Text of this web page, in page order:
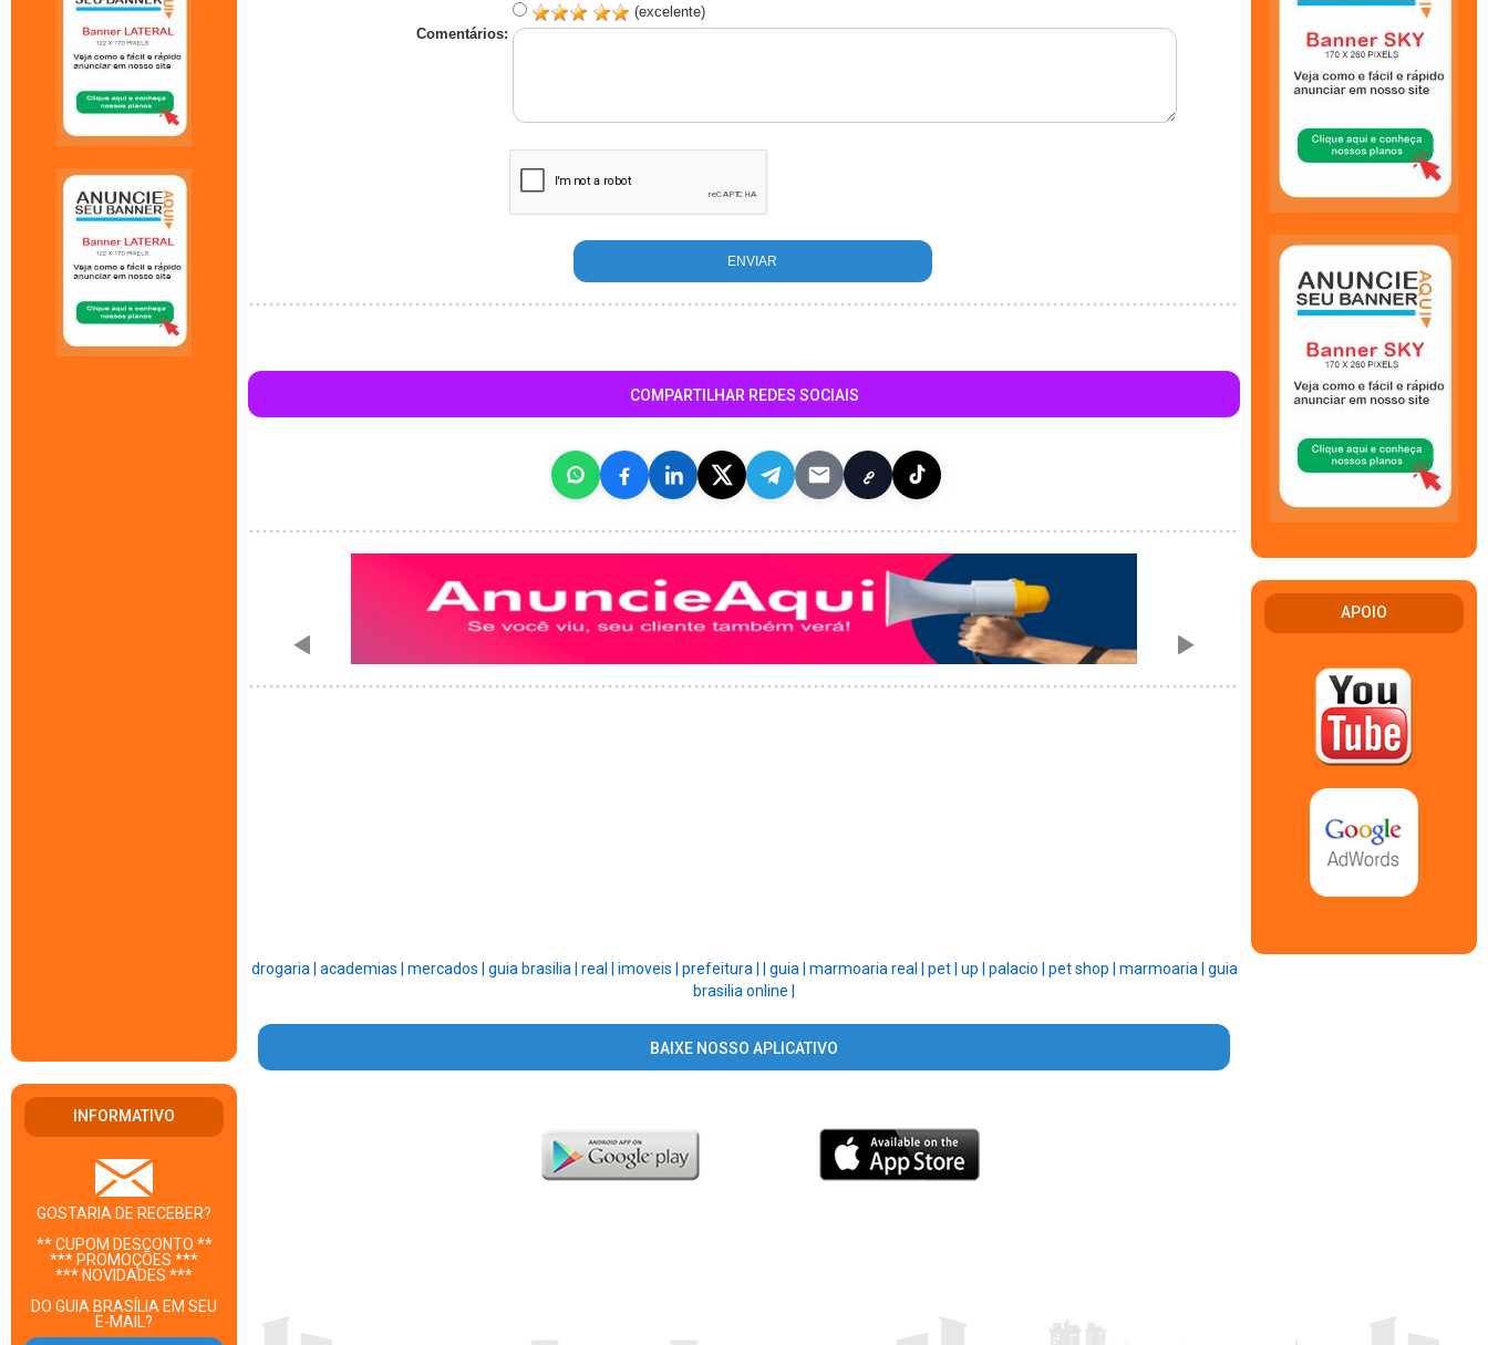
INFORMATIVO
GOSTARIA DE RECEBER?
** CUPOM DESCONTO **
*** PROMOÇÕES ***
*** NOVIDADES ***
DO GUIA BRASÍLIA EM SEU
E-MAIL?
(excelente)
Comentários:
COMPARTILHAR REDES SOCIAIS
drogaria | academias | mercados | guia brasilia | real | imoveis | prefeitura | guia | marmoaria real | pet | up | palacio | pet shop | marmoaria | guia
brasilia online |
BAIXE NOSSO APLICATIVO
APOIO